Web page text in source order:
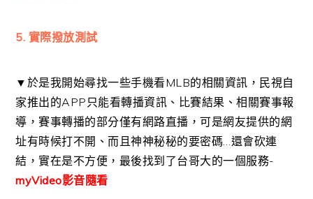
5. 實際撥放測試
▼於是我開始尋找一些手機看MLB的相關資訊，民視自
家推出的APP只能看轉播資訊、比賽結果、相關賽事報
導，賽事轉播的部分僅有網路直播，可是網友提供的網
址有時候打不開、而且神神秘秘的要密碼…還會砍連
結，實在是不方便，最後找到了台哥大的一個服務-
myVideo影音隨看